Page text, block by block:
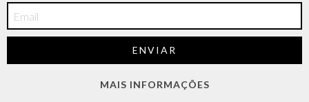
MAIS INFORMAÇÕES